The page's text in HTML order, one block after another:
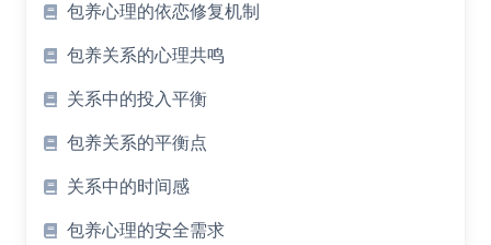
包养心理的依恋修复机制
包养关系的心理共鸣
关系中的投入平衡
包养关系的平衡点
关系中的时间感
包养心理的安全需求